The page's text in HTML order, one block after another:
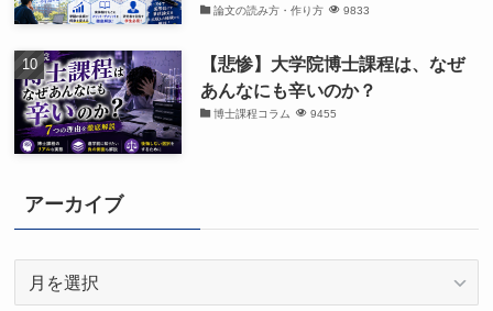
論文の読み方・作り方 9833
【悲惨】大学院博士課程は、なぜ
あんなにも辛いのか？
博士課程コラム 9455
アーカイブ